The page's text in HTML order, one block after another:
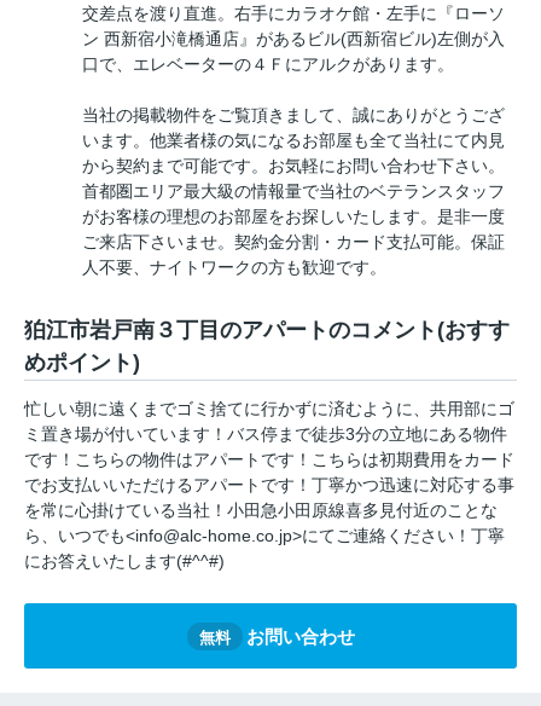
交差点を渡り直進。右手にカラオケ館・左手に『ローソ
ン 西新宿小滝橋通店』があるビル(西新宿ビル)左側が入
口で、エレベーターの４Ｆにアルクがあります。
当社の掲載物件をご覧頂きまして、誠にありがとうござ
います。他業者様の気になるお部屋も全て当社にて内見
から契約まで可能です。お気軽にお問い合わせ下さい。
首都圏エリア最大級の情報量で当社のベテランスタッフ
がお客様の理想のお部屋をお探しいたします。是非一度
ご来店下さいませ。契約金分割・カード支払可能。保証
人不要、ナイトワークの方も歓迎です。
狛江市岩戸南３丁目のアパートのコメント(おすす
めポイント)
忙しい朝に遠くまでゴミ捨てに行かずに済むように、共用部にゴ
ミ置き場が付いています！バス停まで徒歩3分の立地にある物件
です！こちらの物件はアパートです！こちらは初期費用をカード
でお支払いいただけるアパートです！丁寧かつ迅速に対応する事
を常に心掛けている当社！小田急小田原線喜多見付近のことな
ら、いつでも<info@alc-home.co.jp>にてご連絡ください！丁寧
にお答えいたします(#^^#)
無料 お問い合わせ